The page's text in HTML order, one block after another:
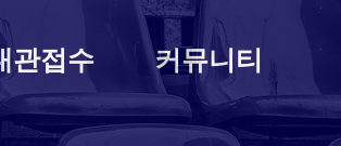
관접수 커뮤니티